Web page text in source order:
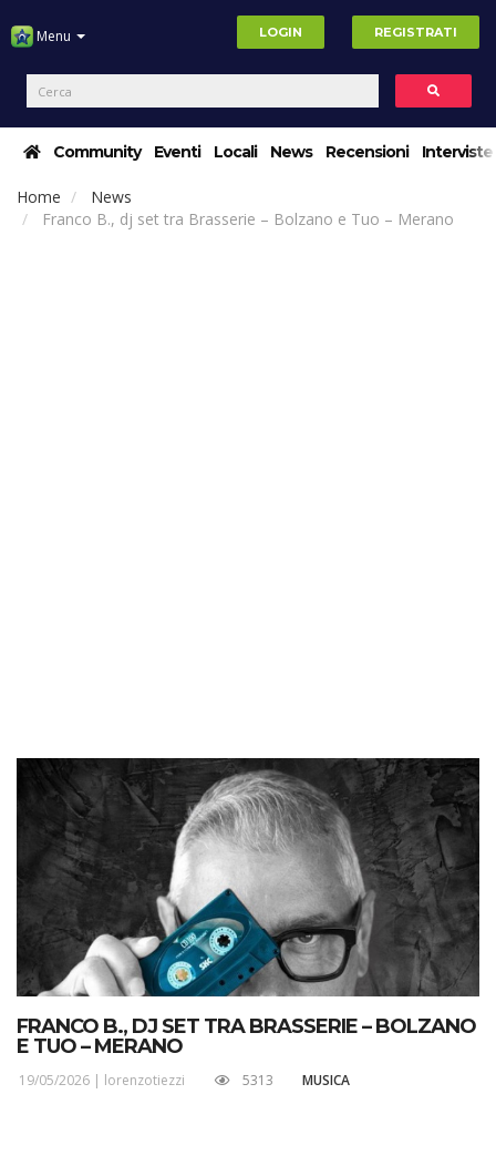
Menu LOGIN REGISTRATI
Community Eventi Locali News Recensioni Interviste
Home
News
Franco B., dj set tra Brasserie – Bolzano e Tuo – Merano
FRANCO B., DJ SET TRA BRASSERIE – BOLZANO
E TUO – MERANO
19/05/2026 | lorenzotiezzi 5313 MUSICA